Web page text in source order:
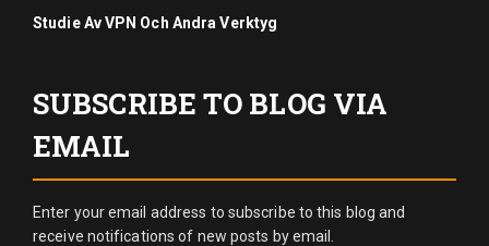
Studie Av VPN Och Andra Verktyg
SUBSCRIBE TO BLOG VIA
EMAIL
Enter your email address to subscribe to this blog and
receive notifications of new posts by email.